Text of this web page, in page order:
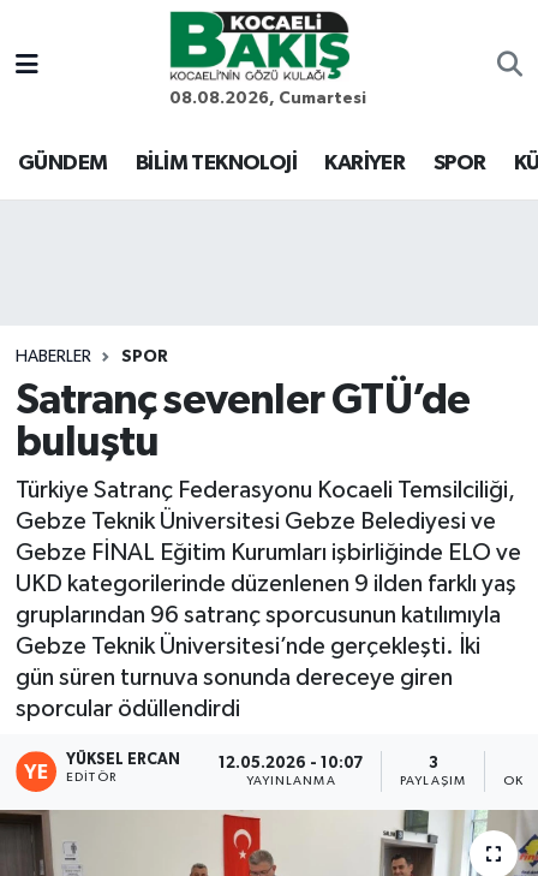
08.08.2026, Cumartesi
GÜNDEM BİLİM TEKNOLOJİ KARİYER SPOR
HABERLER SPOR
Satranç sevenler GTÜ’de
buluştu
Türkiye Satranç Federasyonu Kocaeli Temsilciliği,
Gebze Teknik Üniversitesi Gebze Belediyesi ve
Gebze FİNAL Eğitim Kurumları işbirliğinde ELO ve
UKD kategorilerinde düzenlenen 9 ilden farklı yaş
gruplarından 96 satranç sporcusunun katılımıyla
Gebze Teknik Üniversitesi’nde gerçekleşti. İki
gün süren turnuva sonunda dereceye giren
sporcular ödüllendirdi
YÜKSEL ERCAN
EDITÖR
12.05.2026 - 10:07
YAYINLANMA
3
PAYLAŞIM
Kocaeli Nöbetçi Eczaneler
Kocaeli Hava Durumu
Son Dakika Haberleri
Haber Arşivi